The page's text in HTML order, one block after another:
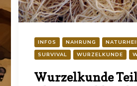
INFOS NAHRUNG
SURVIVAL
WURZELKUNDE
Wurzelkunde